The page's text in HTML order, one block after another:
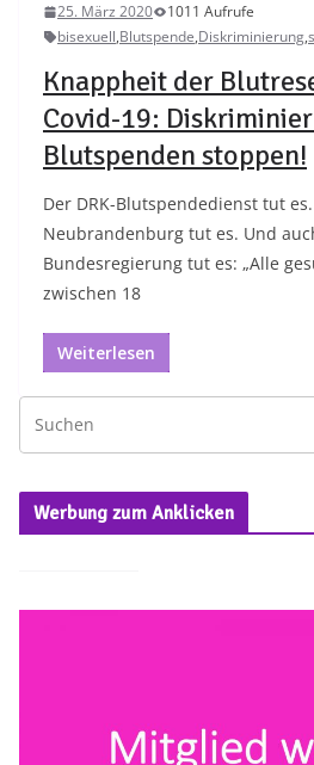
25. März 2020
1011 Aufrufe
bisexuell,Blutspende,Diskriminierung,
Knappheit der
Covid-19:
Blutspenden stoppen!
Der DRK-Blutspendedienst tut
Neubrandenburg tut es. Und
Bundesregierung tut es: „Alle
zwischen 18
Weiterlesen
Werbung zum Anklicken